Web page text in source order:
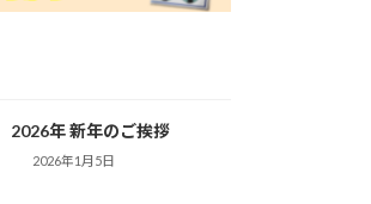
2026年 新年のご挨拶
2026年1月5日